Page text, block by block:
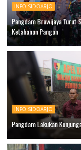
INFO SIDOARJO
Pangdam Brawijaya Turut
Ketahanan Pangan
INFO SIDOARJO
Pangdam Lakukan